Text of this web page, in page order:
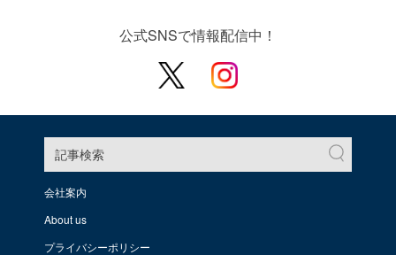
公式SNSで情報配信中！
記事検索
会社案内
About us
プライバシーポリシー